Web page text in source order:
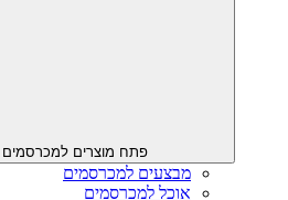
פתח מוצרים למכרסמים
מבצעים למכרסמים
אוכל למכרסמים